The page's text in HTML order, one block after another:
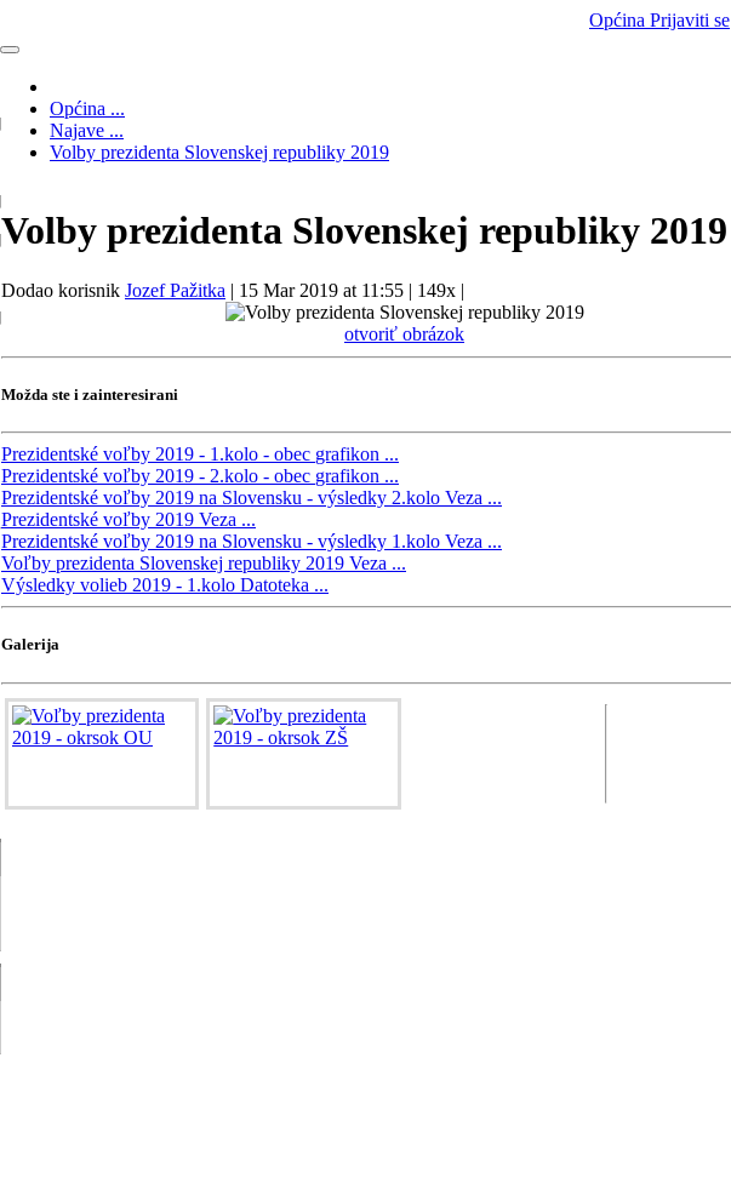
Općina Prijaviti se
Općina ...
Najave ...
Volby prezidenta Slovenskej republiky 2019
Volby prezidenta Slovenskej republiky 2019
Dodao korisnik Jozef Pažitka | 15 Mar 2019 at 11:55 | 149x |
otvoriť obrázok
Možda ste i zainteresirani
Prezidentské voľby 2019 - 1.kolo - obec grafikon ...
Prezidentské voľby 2019 - 2.kolo - obec grafikon ...
Prezidentské voľby 2019 na Slovensku - výsledky 2.kolo Veza ...
Prezidentské voľby 2019 Veza ...
Prezidentské voľby 2019 na Slovensku - výsledky 1.kolo Veza ...
Voľby prezidenta Slovenskej republiky 2019 Veza ...
Výsledky volieb 2019 - 1.kolo Datoteka ...
Galerija